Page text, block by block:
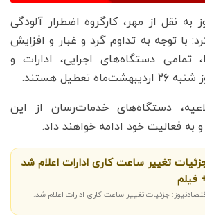
به نقل از مهر، کارگروه اضطرار آلودگی
با توجه به تداوم گرد و غبار و افزایش
دستگاه‌های اجرایی، ادارات و
هستند.
دستگاه‌های خدمات‌رسان از این
به فعالیت خود ادامه خواهند داد.
تغییر ساعت کاری ادارات اعلام شد
فیلم
جزئیات تغییر ساعت کاری ادارات اعلام شد.